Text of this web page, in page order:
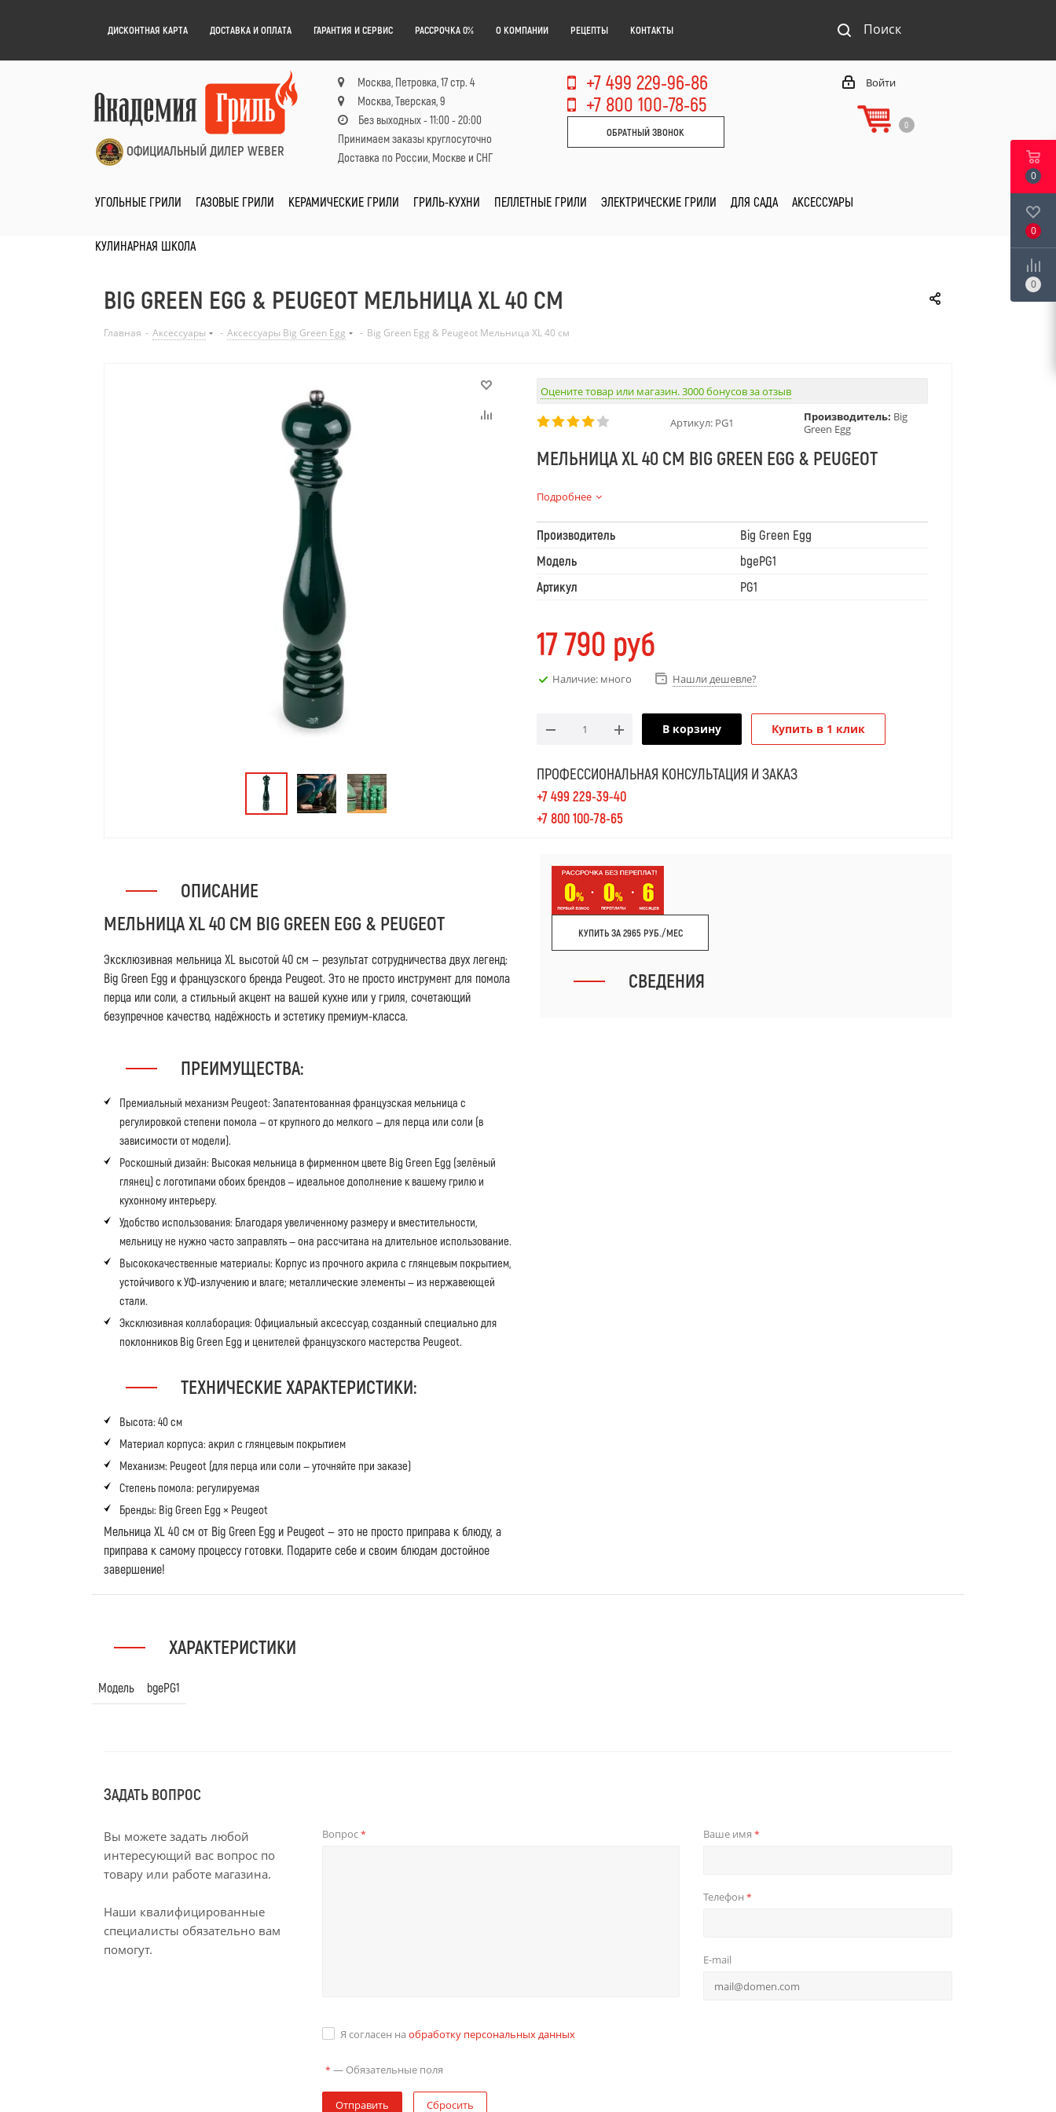
ДИСКОНТНАЯ КАРТА ДОСТАВКА И ОПЛАТА ГАРАНТИЯ И СЕРВИС РАССРОЧКА 0% О КОМПАНИИ РЕЦЕПТЫ КОНТАКТЫ Поиск
ОФИЦИАЛЬНЫЙ ДИЛЕР WEBER
Москва, Петровка, 17 стр. 4
Москва, Тверская, 9
Без выходных - 11:00 - 20:00
Принимаем заказы круглосуточно
Доставка по России, Москве и СНГ
+7 499 229-96-86
+7 800 100-78-65
ОБРАТНЫЙ ЗВОНОК
Войти
0
УГОЛЬНЫЕ ГРИЛИ ГАЗОВЫЕ ГРИЛИ КЕРАМИЧЕСКИЕ ГРИЛИ ГРИЛЬ-КУХНИ ПЕЛЛЕТНЫЕ ГРИЛИ ЭЛЕКТРИЧЕСКИЕ ГРИЛИ ДЛЯ САДА АКСЕССУАРЫ
КУЛИНАРНАЯ ШКОЛА
BIG GREEN EGG & PEUGEOT МЕЛЬНИЦА XL 40 СМ
Главная - Аксессуары - Аксессуары Big Green Egg - Big Green Egg & Peugeot Мельница XL 40 см
Оцените товар или магазин. 3000 бонусов за отзыв
Артикул: PG1 Производитель: Big
Green Egg
МЕЛЬНИЦА XL 40 СМ BIG GREEN EGG & PEUGEOT
Эксклюзивная мельница XL высотой 40 см — результат
Peugeot. Это не просто инструмент для помола перца или соли, а
безупречное качество, надёжность и эстетику премиум-класса.
ПРЕИМУЩЕСТВА:
Подробнее
Производитель
Big Green Egg
Модель
bgePG1
Артикул
PG1
17 790 руб
Наличие: много Нашли дешевле?
В корзину Купить в 1 клик
ПРОФЕССИОНАЛЬНАЯ КОНСУЛЬТАЦИЯ И ЗАКАЗ
+7 499 229-39-40
+7 800 100-78-65
ОПИСАНИЕ
МЕЛЬНИЦА XL 40 СМ BIG GREEN EGG & PEUGEOT
Эксклюзивная мельница XL высотой 40 см — результат сотрудничества двух легенд:
Big Green Egg и французского бренда Peugeot. Это не просто инструмент для помола
перца или соли, а стильный акцент на вашей кухне или у гриля, сочетающий
безупречное качество, надёжность и эстетику премиум-класса.
ПРЕИМУЩЕСТВА:
Премиальный механизм Peugeot: Запатентованная французская мельница с
регулировкой степени помола — от крупного до мелкого — для перца или соли (в
зависимости от модели).
Роскошный дизайн: Высокая мельница в фирменном цвете Big Green Egg (зелёный
глянец) с логотипами обоих брендов — идеальное дополнение к вашему грилю и
кухонному интерьеру.
Удобство использования: Благодаря увеличенному размеру и вместительности,
мельницу не нужно часто заправлять — она рассчитана на длительное использование.
Высококачественные материалы: Корпус из прочного акрила с глянцевым покрытием,
устойчивого к УФ-излучению и влаге; металлические элементы — из нержавеющей
стали.
Эксклюзивная коллаборация: Официальный аксессуар, созданный специально для
поклонников Big Green Egg и ценителей французского мастерства Peugeot.
ТЕХНИЧЕСКИЕ ХАРАКТЕРИСТИКИ:
Высота: 40 см
Материал корпуса: акрил с глянцевым покрытием
Механизм: Peugeot (для перца или соли — уточняйте при заказе)
Степень помола: регулируемая
Бренды: Big Green Egg × Peugeot
Мельница XL 40 см от Big Green Egg и Peugeot — это не просто приправа к блюду, а
приправа к самому процессу готовки. Подарите себе и своим блюдам достойное
завершение!
КУПИТЬ ЗА 2965 РУБ./МЕС
СВЕДЕНИЯ
ХАРАКТЕРИСТИКИ
Модель bgePG1
ЗАДАТЬ ВОПРОС
Вы можете задать любой
интересующий вас вопрос по
товару или работе магазина.
Наши квалифицированные
специалисты обязательно вам
помогут.
Вопрос* Ваше имя*
Телефон*
E-mail
Я согласен на обработку персональных данных
* — Обязательные поля
Отправить Сбросить
0
0
0